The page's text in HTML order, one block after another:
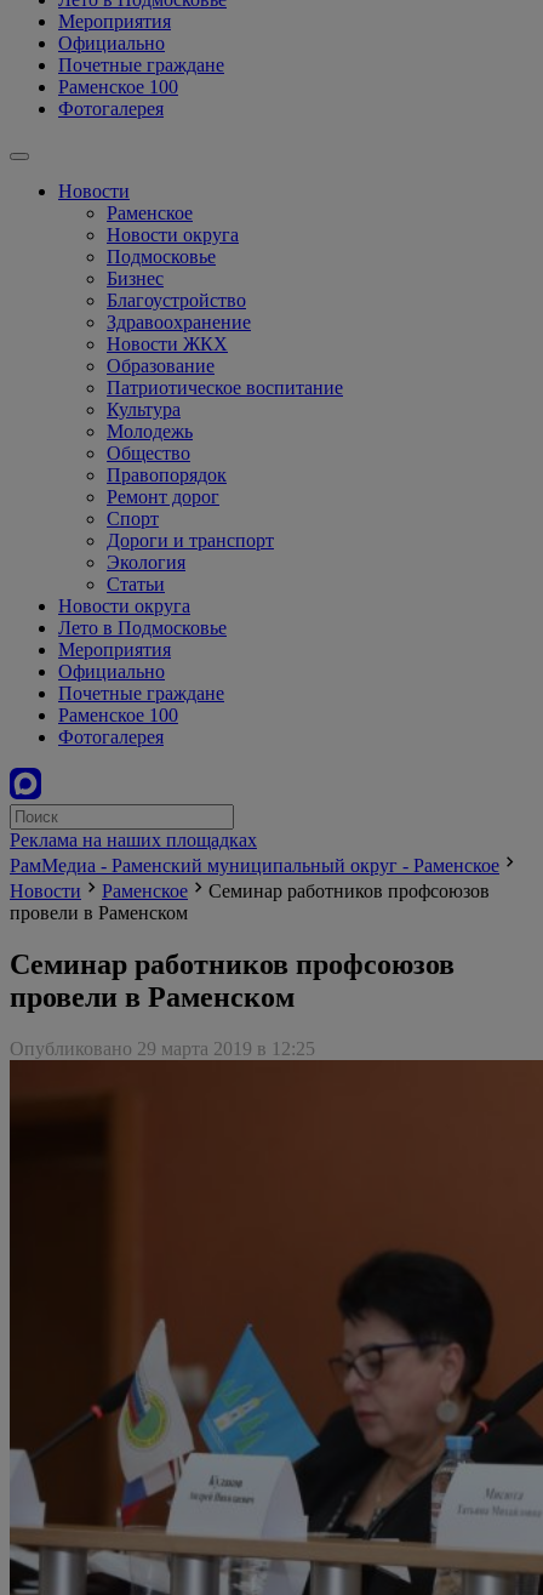
Мероприятия
Официально
Почетные граждане
Раменское 100
Фотогалерея
Новости
Раменское
Новости округа
Подмосковье
Бизнес
Благоустройство
Здравоохранение
Новости ЖКХ
Образование
Патриотическое воспитание
Культура
Молодежь
Общество
Правопорядок
Ремонт дорог
Спорт
Дороги и транспорт
Экология
Статьи
Новости округа
Лето в Подмосковье
Мероприятия
Официально
Почетные граждане
Раменское 100
Фотогалерея
Реклама на наших площадках
РамМедиа - Раменский муниципальный округ - Раменское
Новости
Раменское
Семинар работников профсоюзов
провели в Раменском
Семинар работников профсоюзов
провели в Раменском
Опубликовано 29 марта 2019 в 12:25